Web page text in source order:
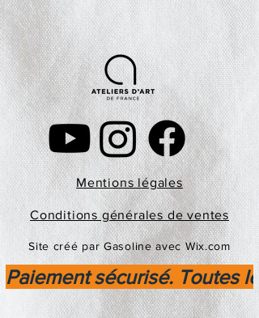
Mentions légales
Conditions générales de ventes
Site créé par Gasoline avec Wix.com
Paiement sécurisé. Toutes